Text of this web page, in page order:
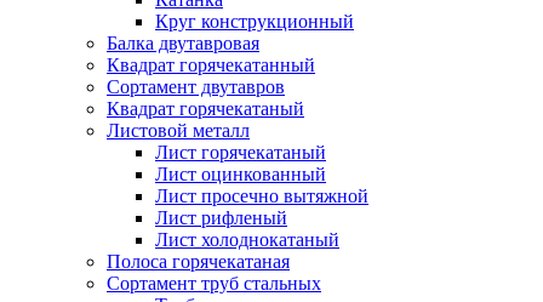
Круг конструкционный
Балка двутавровая
Квадрат горячекатанный
Сортамент двутавров
Квадрат горячекатаный
Листовой металл
Лист горячекатаный
Лист оцинкованный
Лист просечно вытяжной
Лист рифленый
Лист холоднокатаный
Полоса горячекатаная
Сортамент труб стальных